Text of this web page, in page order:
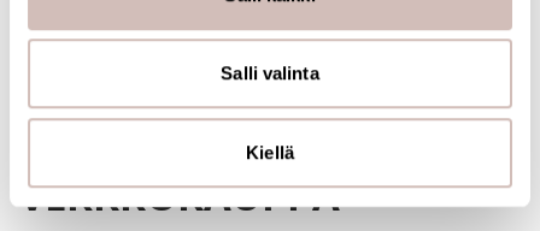
alan kumppaneillemme tietoja siitä, miten käytät
sivustoamme. Kumppanimme voivat yhdistää näitä
tietoja muihin tietoihin, joita olet antanut heille tai joita on
Salli valinta
Kiellä
SUOMALAINEN
VERKKOKAUPPA